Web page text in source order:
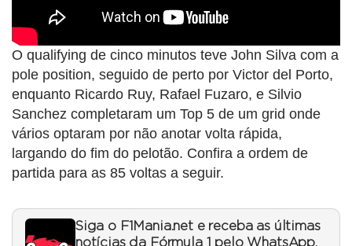
O qualifying de cinco minutos teve John Silva com a
pole position, seguido de perto por Victor del Porto,
enquanto Ricardo Ruy, Rafael Fuzaro, e Silvio
Sanchez completaram um Top 5 de um grid onde
vários optaram por não anotar volta rápida,
largando do fim do pelotão. Confira a ordem de
partida para as 85 voltas a seguir.
Siga o F1Mania.net e receba as últimas
notícias da Fórmula 1 pelo WhatsApp.